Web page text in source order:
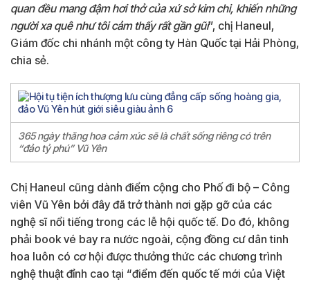
quan đều mang đậm hơi thở của xứ sở kim chi, khiến những
người xa quê như tôi cảm thấy rất gần gũi”, chị Haneul,
Giám đốc chi nhánh một công ty Hàn Quốc tại Hải Phòng,
chia sẻ.
365 ngày thăng hoa cảm xúc sẽ là chất sống riêng có trên
“đảo tỷ phú” Vũ Yên
Chị Haneul cũng dành điểm cộng cho Phố đi bộ – Công
viên Vũ Yên bởi đây đã trở thành nơi gặp gỡ của các
nghệ sĩ nổi tiếng trong các lễ hội quốc tế. Do đó, không
phải book vé bay ra nước ngoài, cộng đồng cư dân tinh
hoa luôn có cơ hội được thưởng thức các chương trình
nghệ thuật đỉnh cao tại “điểm đến quốc tế mới của Việt